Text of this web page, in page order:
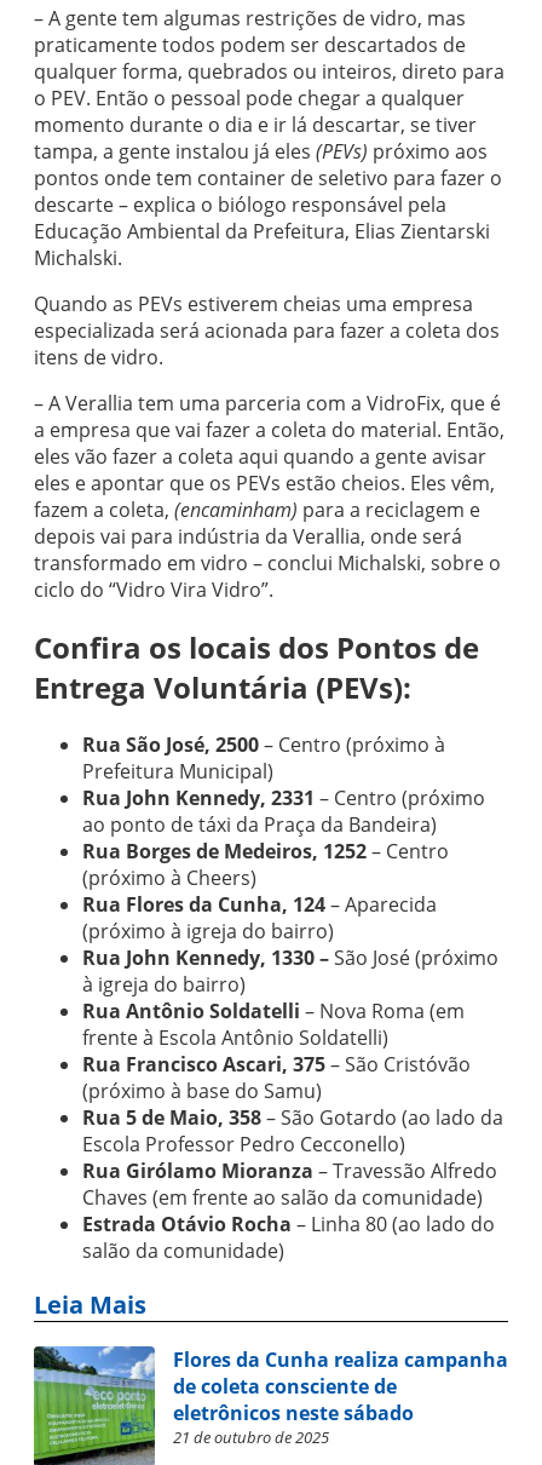
– A gente tem algumas restrições de vidro, mas
praticamente todos podem ser descartados de
qualquer forma, quebrados ou inteiros, direto para
o PEV. Então o pessoal pode chegar a qualquer
momento durante o dia e ir lá descartar, se tiver
tampa, a gente instalou já eles (PEVs) próximo aos
pontos onde tem container de seletivo para fazer o
descarte – explica o biólogo responsável pela
Educação Ambiental da Prefeitura, Elias Zientarski
Michalski.
Quando as PEVs estiverem cheias uma empresa
especializada será acionada para fazer a coleta dos
itens de vidro.
– A Verallia tem uma parceria com a VidroFix, que é
a empresa que vai fazer a coleta do material. Então,
eles vão fazer a coleta aqui quando a gente avisar
eles e apontar que os PEVs estão cheios. Eles vêm,
fazem a coleta, (encaminham) para a reciclagem e
depois vai para indústria da Verallia, onde será
transformado em vidro – conclui Michalski, sobre o
ciclo do “Vidro Vira Vidro”.
Confira os locais dos Pontos de
Entrega Voluntária (PEVs):
Rua São José, 2500– Centro (próximo à
Prefeitura Municipal)
Rua John Kennedy, 2331 – Centro (próximo
ao ponto de táxi da Praça da Bandeira)
Rua Borges de Medeiros, 1252– Centro
(próximo à Cheers)
Rua Flores da Cunha, 124– Aparecida
(próximo à igreja do bairro)
Rua John Kennedy, 1330 –São José (próximo
à igreja do bairro)
Rua Antônio Soldatelli – Nova Roma (em
frente à Escola Antônio Soldatelli)
Rua Francisco Ascari, 375– São Cristóvão
(próximo à base do Samu)
Rua 5 de Maio, 358– São Gotardo (ao lado da
Escola Professor Pedro Cecconello)
Rua Girólamo Mioranza – Travessão Alfredo
Chaves (em frente ao salão da comunidade)
Estrada Otávio Rocha – Linha 80 (ao lado do
salão da comunidade)
Leia Mais
Flores da Cunha realiza campanha
de coleta consciente de
eletrônicos neste sábado
21 de outubro de 2025